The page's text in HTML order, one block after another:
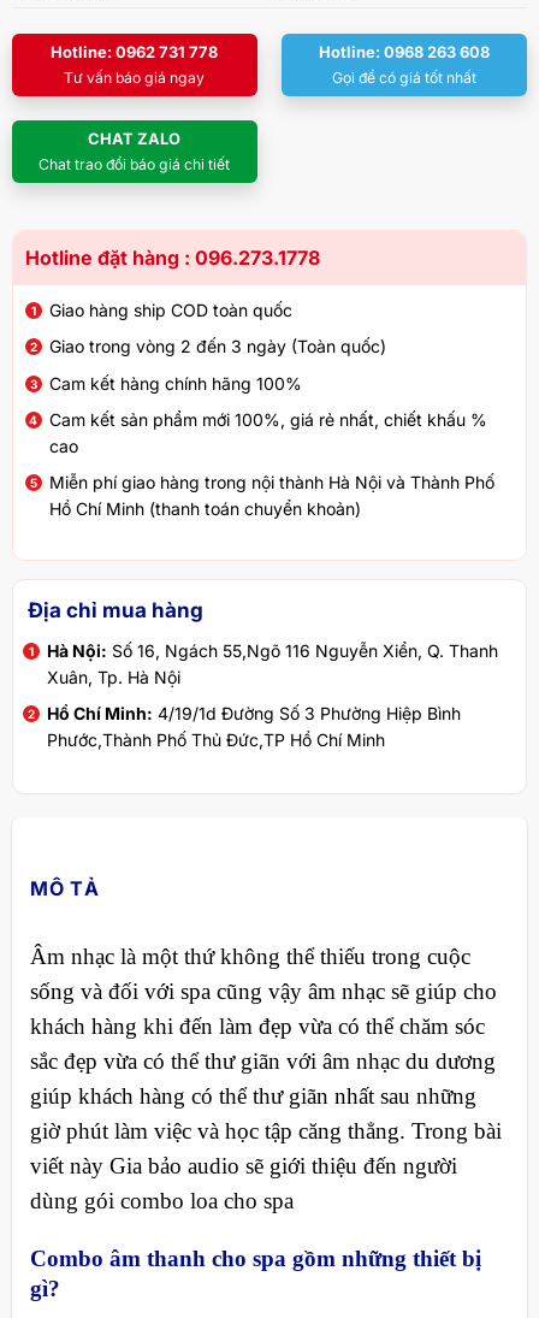
Hotline: 0962 731 778
Tư vấn báo giá ngay
Hotline: 0968 263 608
Gọi để có giá tốt nhất
CHAT ZALO
Chat trao đổi báo giá chi tiết
Hotline đặt hàng : 096.273.1778
Giao hàng ship COD toàn quốc
Giao trong vòng 2 đến 3 ngày (Toàn quốc)
Cam kết hàng chính hãng 100%
Cam kết sản phẩm mới 100%, giá rẻ nhất, chiết khấu %
cao
Miễn phí giao hàng trong nội thành Hà Nội và Thành Phố
Hồ Chí Minh (thanh toán chuyển khoản)
Địa chỉ mua hàng
Hà Nội: Số 16, Ngách 55,Ngõ 116 Nguyễn Xiển, Q. Thanh
Xuân, Tp. Hà Nội
Hồ Chí Minh: 4/19/1d Đường Số 3 Phường Hiệp Bình
Phước,Thành Phố Thủ Đức,TP Hồ Chí Minh
MÔ TẢ
Âm nhạc là một thứ không thể thiếu trong cuộc
sống và đối với spa cũng vậy âm nhạc sẽ giúp cho
khách hàng khi đến làm đẹp vừa có thể chăm sóc
sắc đẹp vừa có thể thư giãn với âm nhạc du dương
giúp khách hàng có thể thư giãn nhất sau những
giờ phút làm việc và học tập căng thẳng. Trong bài
viết này Gia bảo audio sẽ giới thiệu đến người
dùng gói combo loa cho spa
Combo âm thanh cho spa gồm những thiết bị
gì?